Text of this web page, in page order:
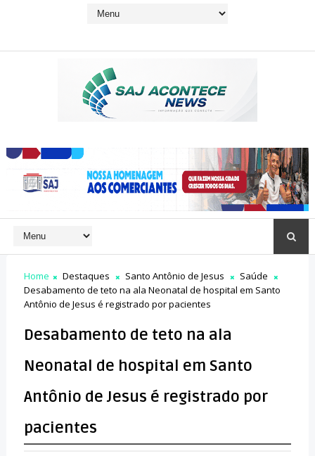
Home Destaques Santo Antônio de Jesus
Saúde
Desabamento de teto na ala Neonatal de hospital em Santo
Antônio de Jesus é registrado por pacientes
Desabamento de teto na ala
Neonatal de hospital em Santo
Antônio de Jesus é registrado por
pacientes